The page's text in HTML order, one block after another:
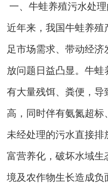
一、牛蛙养殖污水处
近年来，我国牛蛙养殖
足市场需求、带动经
放问题日益凸显。牛
有大量残饵、粪便，
高，同时伴有氨氮超标
未经处理的污水直接
富营养化，破坏水域
境及农作物生长造成负